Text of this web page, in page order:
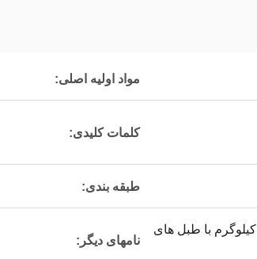
مواد اولیه اصلی:
کلمات کلیدی:
طبقه بندی:
20 کیلوگرم یا 200 کیلوگرم یا 1200 کیلوگرم با طبل های
نامهای دیگر: